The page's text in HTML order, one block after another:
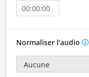
Normaliser l'audio